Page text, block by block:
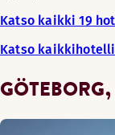
Katso kaikki 19
Katso